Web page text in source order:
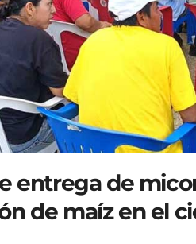
entrega de
de maíz en el